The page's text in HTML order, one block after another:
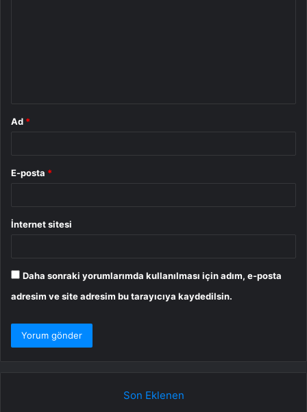
Ad *
E-posta *
İnternet sitesi
Daha sonraki yorumlarımda kullanılması için adım, e-posta
adresim ve site adresim bu tarayıcıya kaydedilsin.
Son Eklenen